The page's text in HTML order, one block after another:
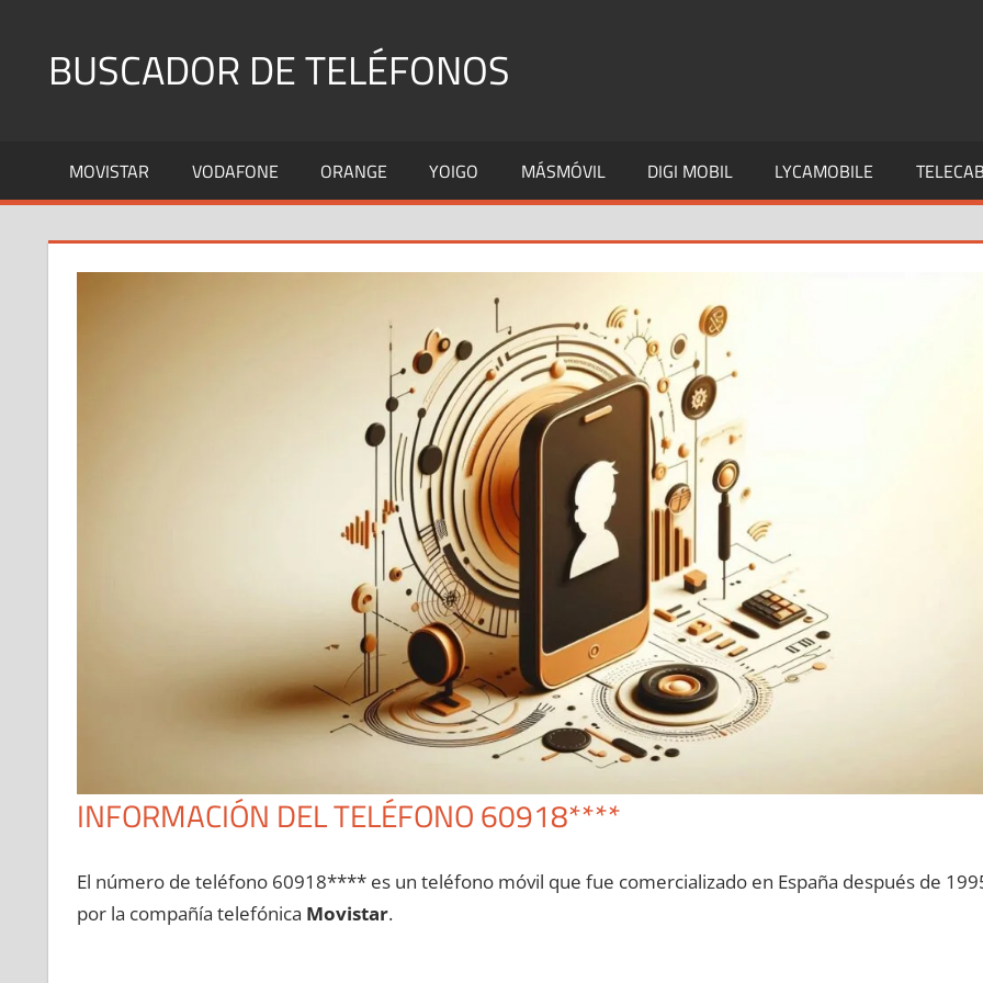
contenidoBUSCADOR DE TELÉFONOS
Fijos
y
MOVISTAR VODAFONE ORANGE YOIGO MÁSMÓVIL DIGI MOBIL LYCAMOBILE
INFORMACIÓN DEL TELÉFONO 60918****
El número dе teléfono 60918**** es un teléfono móvil quе fue comercializado en España después dе
pοr la compañía telefónica Movistar.